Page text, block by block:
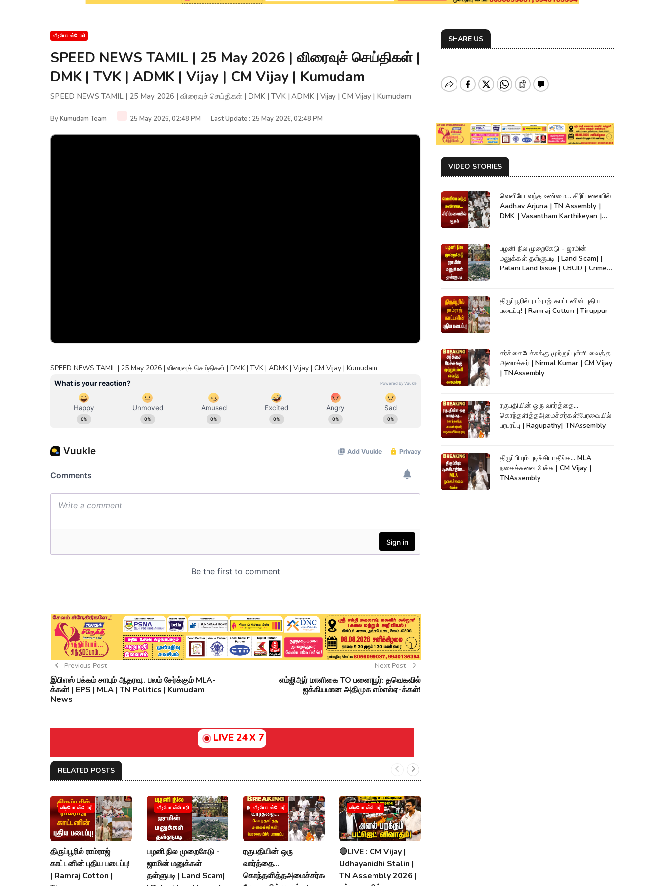
வீடியோ ஸ்டோரி
SPEED NEWS TAMIL | 25 May 2026 | விரைவுச் செய்திகள் |
DMK | TVK | ADMK | Vijay | CM Vijay | Kumudam
SPEED NEWS TAMIL | 25 May 2026 | விரைவுச் செய்திகள் | DMK | TVK | ADMK | Vijay | CM Vijay | Kumudam
ByKumudam Team 25 May 2026, 02:48 PM Last Update : 25 May 2026, 02:48 PM
SPEED NEWS TAMIL | 25 May 2026 | விரைவுச் செய்திகள் | DMK | TVK | ADMK | Vijay | CM Vijay | Kumudam
Previous Post
இபிஎஸ் பக்கம் சாயும் ஆதரவு.. பலம் சேர்க்கும் MLA-
க்கள்! | EPS | MLA | TN Politics | Kumudam
News
Next Post
எம்ஜிஆர் மாளிகை TO பனையூர்: தவெகவில்
ஐக்கியமான அதிமுக எம்எல்ஏ-க்கள்!
LIVE 24 X 7
RELATED POSTS
வீடியோ ஸ்டோரி
திருப்பூரில் ராம்ராஜ்
காட்டனின் புதிய படைப்பு!
| Ramraj Cotton |
வீடியோ ஸ்டோரி
பழனி நில முறைகேடு -
ஜாமின் மனுக்கள்
தள்ளுபடி | Land Scam|
வீடியோ ஸ்டோரி
ரகுபதியின் ஒரு
வார்த்தை...
கொந்தளித்தஅமைச்சர்கள்!
வீடியோ ஸ்டோரி
🔴LIVE : CM Vijay |
Udhayanidhi Stalin |
TN Assembly 2026 |
SHARE US
VIDEO STORIES
வெளியே வந்த உண்மை... சிரிப்பலையில்
Aadhav Arjuna | TN Assembly |
DMK | Vasantham Karthikeyan |
பழனி நில முறைகேடு - ஜாமின்
மனுக்கள் தள்ளுபடி | Land Scam| |
Palani Land Issue | CBCID | Crime
திருப்பூரில் ராம்ராஜ் காட்டனின் புதிய
படைப்பு! | Ramraj Cotton | Tiruppur
சர்ச்சைபேச்சுக்கு முற்றுப்புள்ளி வைத்த
அமைச்சர் | Nirmal Kumar | CM Vijay
| TNAssembly
ரகுபதியின் ஒரு வார்த்தை...
கொந்தளித்தஅமைச்சர்கள்!பேரவையில்
பரபரப்பு | Ragupathy| TNAssembly
திருப்பியும் புடிச்சிடாதீங்க... MLA
நகைச்சுவை பேச்சு | CM Vijay |
TNAssembly